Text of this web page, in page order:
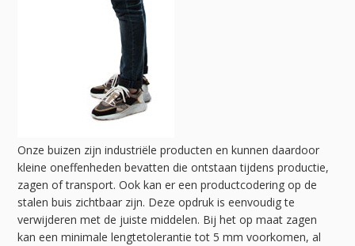
Onze buizen zijn industriële producten en kunnen daardoor
kleine oneffenheden bevatten die ontstaan tijdens productie,
zagen of transport. Ook kan er een productcodering op de
stalen buis zichtbaar zijn. Deze opdruk is eenvoudig te
verwijderen met de juiste middelen. Bij het op maat zagen
kan een minimale lengtetolerantie tot 5 mm voorkomen, al